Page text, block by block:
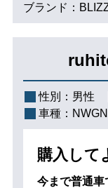
ブランド：
性別： 男性
車種： NWGN
購入して
今まで普通車